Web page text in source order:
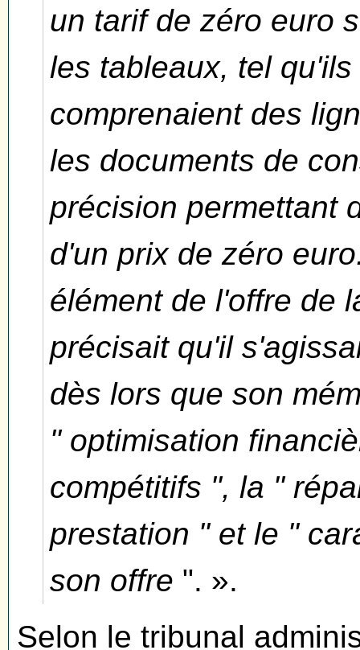
un tarif de zéro euro
les tableaux, tel
comprenaient des
les documents de
précision permettant
d'un prix de zéro
élément de l'offre de
précisait qu'il
dès lors que son
" optimisation
compétitifs ", la "
prestation " et le "
son offre ". ».
Selon le tribunal